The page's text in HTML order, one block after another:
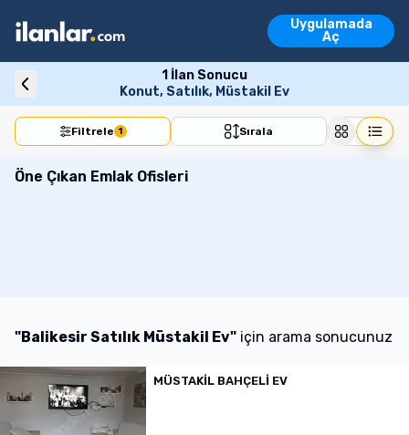
Uygulamada
Aç
Vasıta İlanları KonutArsa
1 İlan Sonucu
Konut, Satılık, Müstakil Ev
Filtrele 1 Sırala
Öne Çıkan Emlak Ofisleri
"Balikesir Satılık Müstakil Ev" için arama sonucunuz
MÜSTAKIL BAHÇELI EV
Emlak İlanları